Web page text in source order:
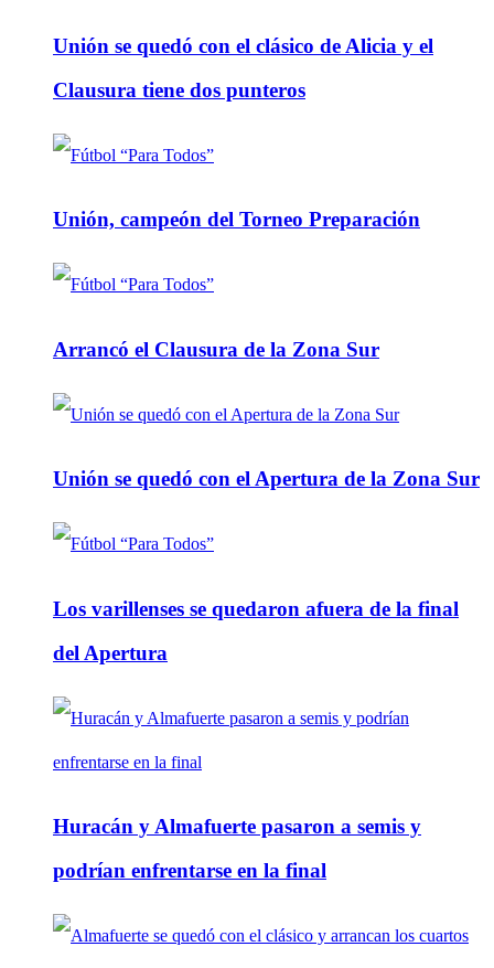
Unión se quedó con el clásico de Alicia y el
Clausura tiene dos punteros
Unión, campeón del Torneo Preparación
Arrancó el Clausura de la Zona Sur
Unión se quedó con el Apertura de la Zona Sur
Los varillenses se quedaron afuera de la final
del Apertura
Huracán y Almafuerte pasaron a semis y
podrían enfrentarse en la final